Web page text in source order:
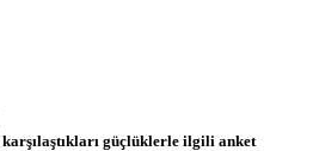
güçlüklerle ilgili anket